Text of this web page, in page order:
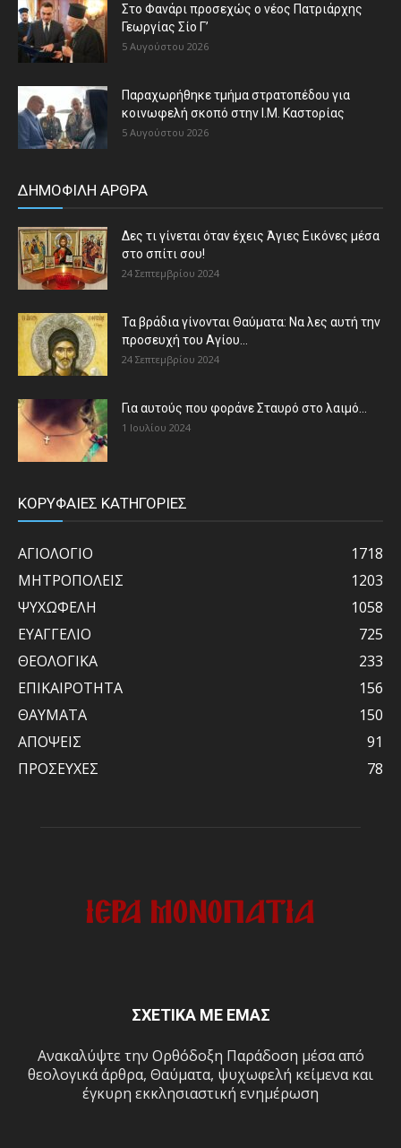
Στο Φανάρι προσεχώς ο νέος Πατριάρχης
Γεωργίας Σίο Γ’
5 Αυγούστου 2026
Παραχωρήθηκε τμήμα στρατοπέδου για
κοινωφελή σκοπό στην Ι.Μ. Καστορίας
5 Αυγούστου 2026
ΔΗΜΟΦΙΛΗ ΑΡΘΡΑ
Δες τι γίνεται όταν έχεις Άγιες Εικόνες μέσα
στο σπίτι σου!
24 Σεπτεμβρίου 2024
Τα βράδια γίνονται Θαύματα: Να λες αυτή την
προσευχή του Αγίου...
24 Σεπτεμβρίου 2024
Για αυτούς που φοράνε Σταυρό στο λαιμό…
1 Ιουλίου 2024
ΚΟΡΥΦΑΙΕΣ ΚΑΤΗΓΟΡΙΕΣ
ΑΓΙΟΛΟΓΙΟ
1718
ΜΗΤΡΟΠΟΛΕΙΣ
1203
ΨΥΧΩΦΕΛΗ
1058
ΕΥΑΓΓΕΛΙΟ
725
ΘΕΟΛΟΓΙΚΑ
233
ΕΠΙΚΑΙΡΟΤΗΤΑ
156
ΘΑΥΜΑΤΑ
150
ΑΠΟΨΕΙΣ
91
ΠΡΟΣΕΥΧΕΣ
78
ΣΧΕΤΙΚΑ ΜΕ ΕΜΑΣ
Ανακαλύψτε την Ορθόδοξη Παράδοση μέσα από
θεολογικά άρθρα, Θαύματα, ψυχωφελή κείμενα και
έγκυρη εκκλησιαστική ενημέρωση